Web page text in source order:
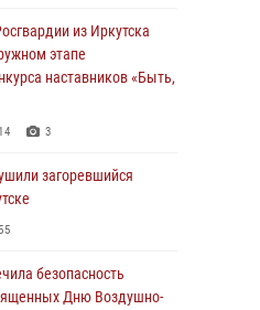
из Иркутска
этапе
наставников «Быть,
3
загоревшийся
безопасность
Дню Воздушно-